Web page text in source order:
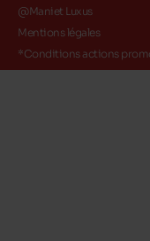
@Maniet Luxus
Mentions légales
*Conditions actions